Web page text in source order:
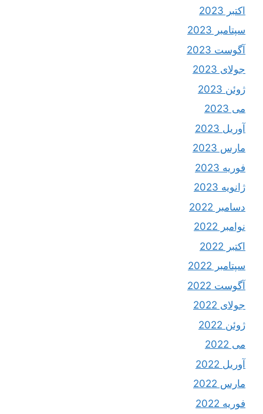
اکتبر 2023
سپتامبر 2023
آگوست 2023
جولای 2023
ژوئن 2023
می 2023
آوریل 2023
مارس 2023
فوریه 2023
ژانویه 2023
دسامبر 2022
نوامبر 2022
اکتبر 2022
سپتامبر 2022
آگوست 2022
جولای 2022
ژوئن 2022
می 2022
آوریل 2022
مارس 2022
فوریه 2022